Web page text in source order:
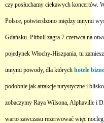
czy posłuchamy ciekawych koncertów.
Polsce, potwierdzono między innymi
Gdańsku. Pitbull zagra 7 czerwca na
pojedynek Włochy-Hiszpania, tu
innymi powody, dla których hotele
podobnie jak atrakcje turystyczne i
zobaczymy Raya Wilsona,Alphaville i
warto zawczasu rezerwować więc